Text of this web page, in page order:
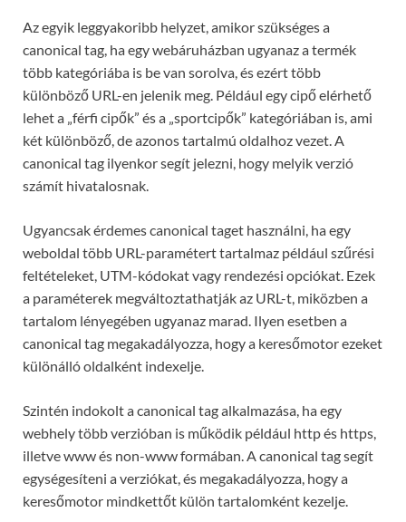
Az egyik leggyakoribb helyzet, amikor szükséges a
canonical tag, ha egy webáruházban ugyanaz a termék
több kategóriába is be van sorolva, és ezért több
különböző URL-en jelenik meg. Például egy cipő elérhető
lehet a „férfi cipők” és a „sportcipők” kategóriában is, ami
két különböző, de azonos tartalmú oldalhoz vezet. A
canonical tag ilyenkor segít jelezni, hogy melyik verzió
számít hivatalosnak.
Ugyancsak érdemes canonical taget használni, ha egy
weboldal több URL-paramétert tartalmaz például szűrési
feltételeket, UTM-kódokat vagy rendezési opciókat. Ezek
a paraméterek megváltoztathatják az URL-t, miközben a
tartalom lényegében ugyanaz marad. Ilyen esetben a
canonical tag megakadályozza, hogy a keresőmotor ezeket
különálló oldalként indexelje.
Szintén indokolt a canonical tag alkalmazása, ha egy
webhely több verzióban is működik például http és https,
illetve www és non-www formában. A canonical tag segít
egységesíteni a verziókat, és megakadályozza, hogy a
keresőmotor mindkettőt külön tartalomként kezelje.